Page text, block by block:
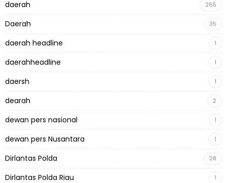
daerah 265
Daerah 35
daerah headline 1
daerahheadline 1
daersh 1
dearah 2
dewan pers nasional 1
dewan pers Nusantara 1
Dirlantas Polda 28
Dirlantas Polda Riau 1